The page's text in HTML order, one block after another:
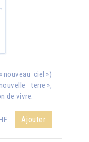
nouveau ciel »)
terre »,
de vivre.
Ajouter